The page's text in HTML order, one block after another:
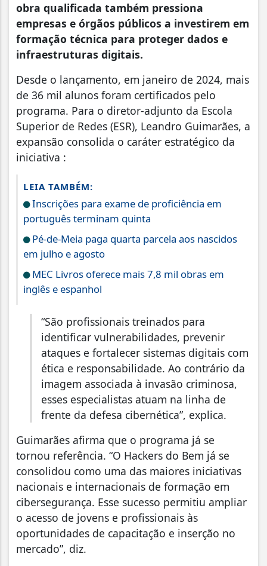
obra qualificada também pressiona
empresas e órgãos públicos a investirem em
formação técnica para proteger dados e
infraestruturas digitais.
Desde o lançamento, em janeiro de 2024, mais
de 36 mil alunos foram certificados pelo
programa. Para o diretor-adjunto da Escola
Superior de Redes (ESR), Leandro Guimarães, a
expansão consolida o caráter estratégico da
iniciativa :
LEIA TAMBÉM:
Inscrições para exame de proficiência em
português terminam quinta
Pé-de-Meia paga quarta parcela aos nascidos
em julho e agosto
MEC Livros oferece mais 7,8 mil obras em
inglês e espanhol
“São profissionais treinados para
identificar vulnerabilidades, prevenir
ataques e fortalecer sistemas digitais com
ética e responsabilidade. Ao contrário da
imagem associada à invasão criminosa,
esses especialistas atuam na linha de
frente da defesa cibernética”, explica.
Guimarães afirma que o programa já se
tornou referência. “O Hackers do Bem já se
consolidou como uma das maiores iniciativas
nacionais e internacionais de formação em
cibersegurança. Esse sucesso permitiu ampliar
o acesso de jovens e profissionais às
oportunidades de capacitação e inserção no
mercado”, diz.